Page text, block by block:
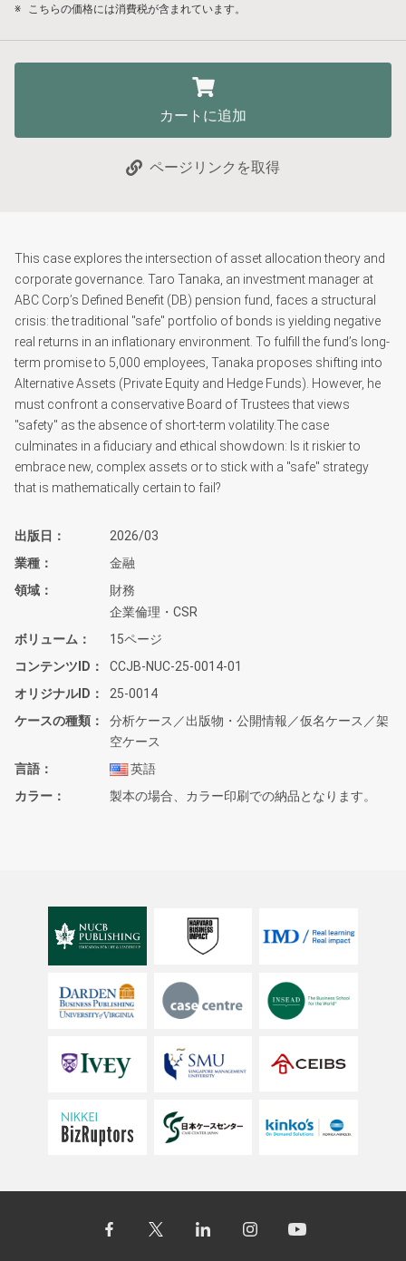
※ こちらの価格には消費税が含まれています。
カートに追加
ページリンクを取得
This case explores the intersection of asset allocation theory and
corporate governance. Taro Tanaka, an investment manager at
ABC Corp’s Defined Benefit (DB) pension fund, faces a structural
crisis: the traditional "safe" portfolio of bonds is yielding negative
real returns in an inflationary environment. To fulfill the fund’s long-
term promise to 5,000 employees, Tanaka proposes shifting into
Alternative Assets (Private Equity and Hedge Funds). However, he
must confront a conservative Board of Trustees that views
"safety" as the absence of short-term volatility.The case
culminates in a fiduciary and ethical showdown: Is it riskier to
embrace new, complex assets or to stick with a "safe" strategy
that is mathematically certain to fail?
出版日
2026/03
業種
金融
領域
財務
企業倫理・CSR
ボリューム
15ページ
コンテンツID
CCJB-NUC-25-0014-01
オリジナルID
25-0014
ケースの種類
分析ケース／出版物・公開情報／仮名ケース／架
空ケース
言語
英語
カラー
製本の場合、カラー印刷での納品となります。